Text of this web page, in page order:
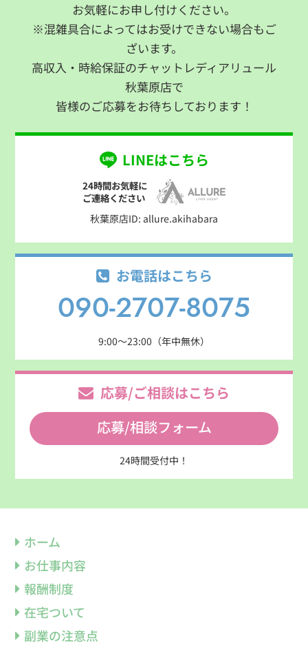
お気軽にお申し付けください。
※混雑具合によってはお受けできない場合もご
ざいます。
高収入・時給保証のチャットレディアリュール
秋葉原店で
皆様のご応募をお待ちしております！
LINEはこちら
24時間お気軽に
ご連絡ください
秋葉原店ID: allure.akihabara
お電話はこちら
090-2707-8075
9:00～23:00（年中無休）
応募/ご相談はこちら
応募/相談フォーム
24時間受付中！
ホーム
お仕事内容
報酬制度
在宅ついて
副業の注意点